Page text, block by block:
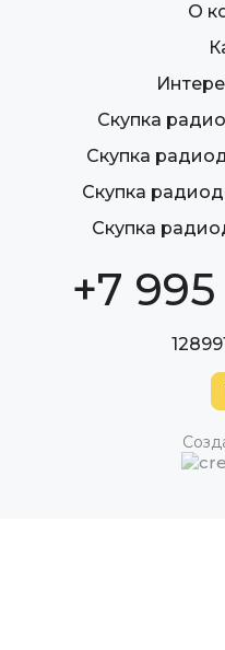
О
Скупка
Скупка
Скупка
Скупка
+7 995